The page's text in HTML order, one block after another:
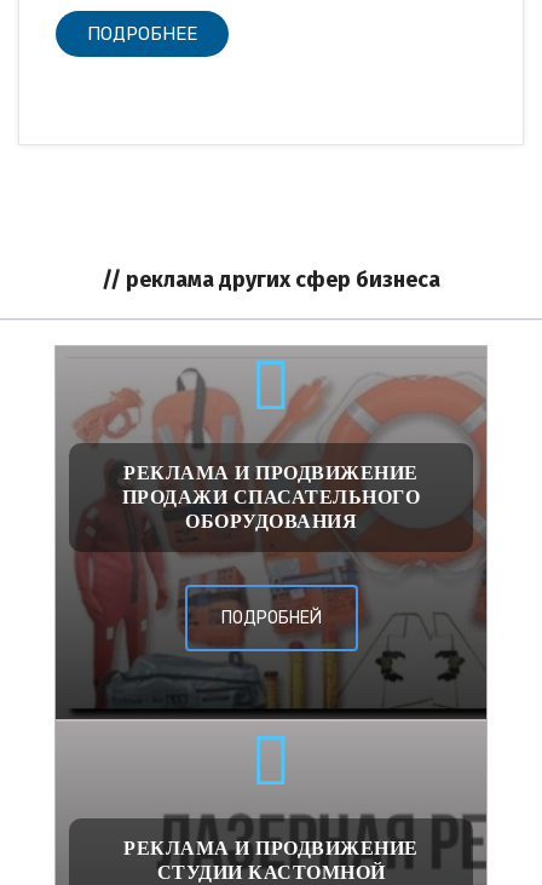
ПОДРОБНЕЕ
// реклама других сфер бизнеса
РЕКЛАМА И ПРОДВИЖЕНИЕ
ПРОДАЖИ СПАСАТЕЛЬНОГО
ОБОРУДОВАНИЯ
ПОДРОБНЕЙ
РЕКЛАМА И ПРОДВИЖЕНИЕ
СТУДИИ КАСТОМНОЙ